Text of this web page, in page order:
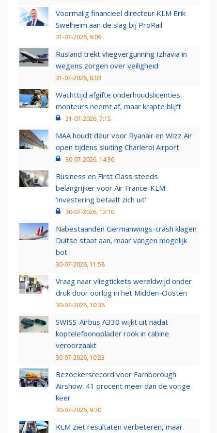
Voormalig financieel directeur KLM Erik
Swelheim aan de slag bij ProRail
31-07-2026, 9:09
Rusland trekt vliegvergunning Izhavia in
wegens zorgen over veiligheid
31-07-2026, 8:03
Wachttijd afgifte onderhoudslicenties
monteurs neemt af, maar krapte blijft
31-07-2026, 7:15
MAA houdt deur voor Ryanair en Wizz Air
open tijdens sluiting Charleroi Airport
30-07-2026, 14:30
Business en First Class steeds
belangrijker voor Air France-KLM:
‘investering betaalt zich uit’
30-07-2026, 12:10
Nabestaanden Germanwings-crash klagen
Duitse staat aan, maar vangen mogelijk
bot
30-07-2026, 11:58
Vraag naar vliegtickets wereldwijd onder
druk door oorlog in het Midden-Oosten
30-07-2026, 10:36
SWISS-Airbus A330 wijkt uit nadat
koptelefoonoplader rook in cabine
veroorzaakt
30-07-2026, 10:23
Bezoekersrecord voor Farnborough
Airshow: 41 procent meer dan de vorige
keer
30-07-2026, 9:30
KLM ziet resultaten verbeteren, maar